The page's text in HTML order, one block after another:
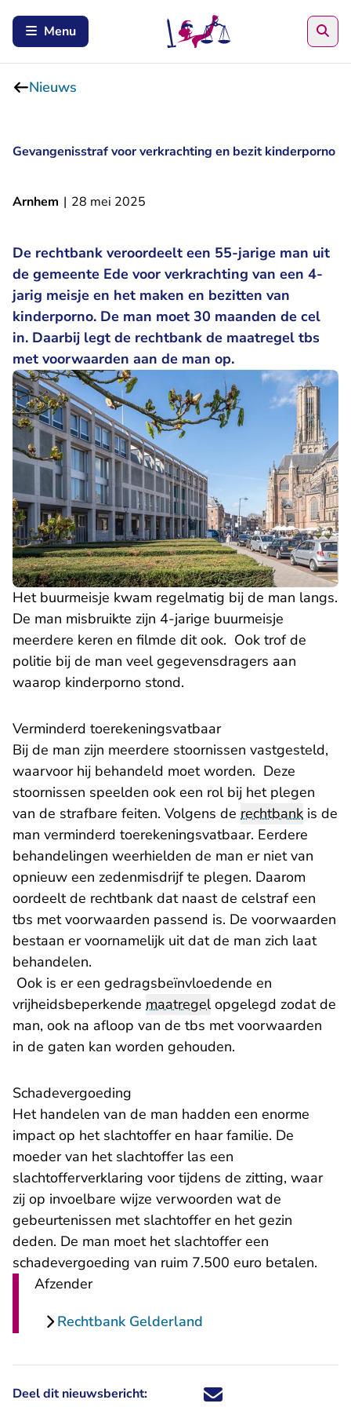
Menu
Nieuws
Gevangenisstraf voor verkrachting en bezit kinderporno
Arnhem | 28 mei 2025
De rechtbank veroordeelt een 55-jarige man uit
de gemeente Ede voor verkrachting van een 4-
jarig meisje en het maken en bezitten van
kinderporno. De man moet 30 maanden de cel
in. Daarbij legt de rechtbank de maatregel tbs
met voorwaarden aan de man op.
Het buurmeisje kwam regelmatig bij de man langs.
De man misbruikte zijn 4-jarige buurmeisje
meerdere keren en filmde dit ook. Ook trof de
politie bij de man veel gegevensdragers aan
waarop kinderporno stond.
Verminderd toerekeningsvatbaar
Bij de man zijn meerdere stoornissen vastgesteld,
waarvoor hij behandeld moet worden. Deze
stoornissen speelden ook een rol bij het plegen
van de strafbare feiten. Volgens de rechtbank is de
man verminderd toerekeningsvatbaar. Eerdere
behandelingen weerhielden de man er niet van
opnieuw een zedenmisdrijf te plegen. Daarom
oordeelt de rechtbank dat naast de celstraf een
tbs met voorwaarden passend is. De voorwaarden
bestaan er voornamelijk uit dat de man zich laat
behandelen.
Ook is er een gedragsbeïnvloedende en
vrijheidsbeperkende maatregelopgelegd zodat de
man, ook na afloop van de tbs met voorwaarden
in de gaten kan worden gehouden.
Schadevergoeding
Het handelen van de man hadden een enorme
impact op het slachtoffer en haar familie. De
moeder van het slachtoffer las een
slachtofferverklaring voor tijdens de zitting, waar
zij op invoelbare wijze verwoorden wat de
gebeurtenissen met slachtoffer en het gezin
deden. De man moet het slachtoffer een
schadevergoeding van ruim 7.500 euro betalen.
Afzender
Rechtbank Gelderland
Deel dit nieuwsbericht: Deel dit nieuwsbericht via X -
Deel dit nieuwsbericht via
Deel dit nieuwsbericht
Deel dit